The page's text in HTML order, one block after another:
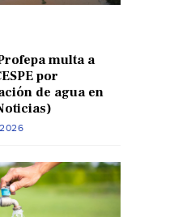
multa a
por
de agua en